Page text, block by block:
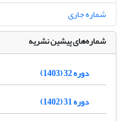
شماره جاری
شماره‌های پیشین نشریه
دوره 32 (1403)
دوره 31 (1402)